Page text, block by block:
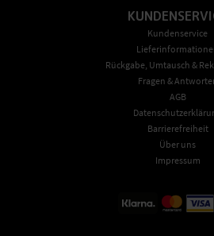
Kundenservice
Rückgabe, Umtausch &
Fragen &
AGB
Barrierefreiheit
Über uns
Impressum